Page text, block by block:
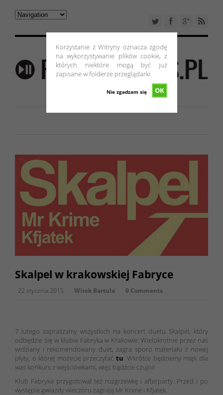
Korzystanie z Witryny oznacza zgodę
na wykorzystywanie plików cookie, z
których niektóre mogą być już
zapisane w folderze przeglądarki.
OK
Nie zgadzam się
Skalpel w krakowskiej Fabryce
22 stycznia 2015 Witek Bartula 0 Comments
7 lutego zapraszamy wszystkich na koncert duetu Skalpel, który
odbędzie się w klubie Fabryka w Krakowie. Wielokrotnie przez nas
widziany i rekomendowany duet, zagra sporo materiału z nowej
płyty, o której możecie przeczytać tu . Wkrótce będziemy mięli dla
was konkurs z wejściówkami, więc bądźcie czujni!
Klub Fabryka przygotował też rozgrzewkę i afterparty. Przed i po
występie gwiazdy wieczoru zagrają Mr Krime i Kfjatek.